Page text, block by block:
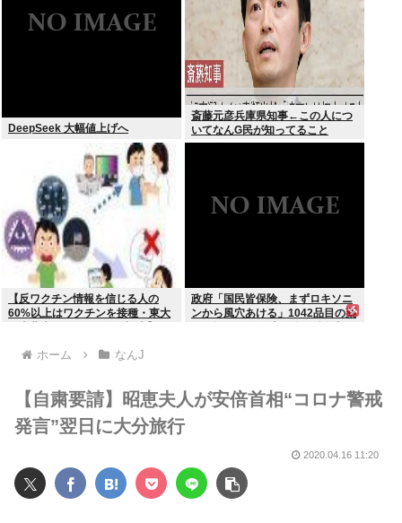
DeepSeek 大幅値上げへ
斎藤元彦兵庫県知事←この人につ
いてなんG民が知ってること
【反ワクチン情報を信じる人の
60%以上はワクチンを接種・東大
の多さの双方に共通する要因は若
政府「国民皆保険、まずロキソニ
ンから風穴あける」1042品目の薬
ホーム なんJ
【自粛要請】昭恵夫人が安倍首相“コロナ警戒
発言”翌日に大分旅行
2020.04.16 11:20